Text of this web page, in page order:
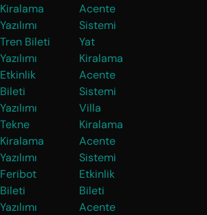
Kiralama
Yazılımı
Tren Bileti
Yazılımı
Etkinlik
Bileti
Yazılımı
Tekne
Kiralama
Yazılımı
Feribot
Bileti
Yazılımı
Acente
Sistemi
Yat
Kiralama
Acente
Sistemi
Villa
Kiralama
Acente
Sistemi
Etkinlik
Bileti
Acente